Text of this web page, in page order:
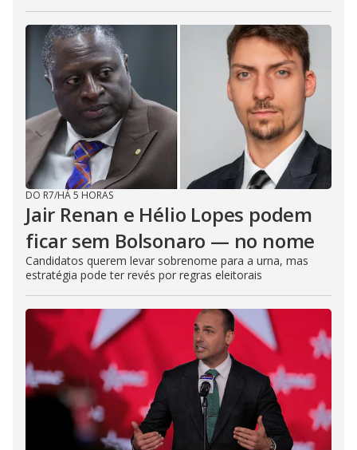
DO R7/HÁ 5 HORAS
Jair Renan e Hélio Lopes podem
ficar sem Bolsonaro — no nome
Candidatos querem levar sobrenome para a urna, mas
estratégia pode ter revés por regras eleitorais